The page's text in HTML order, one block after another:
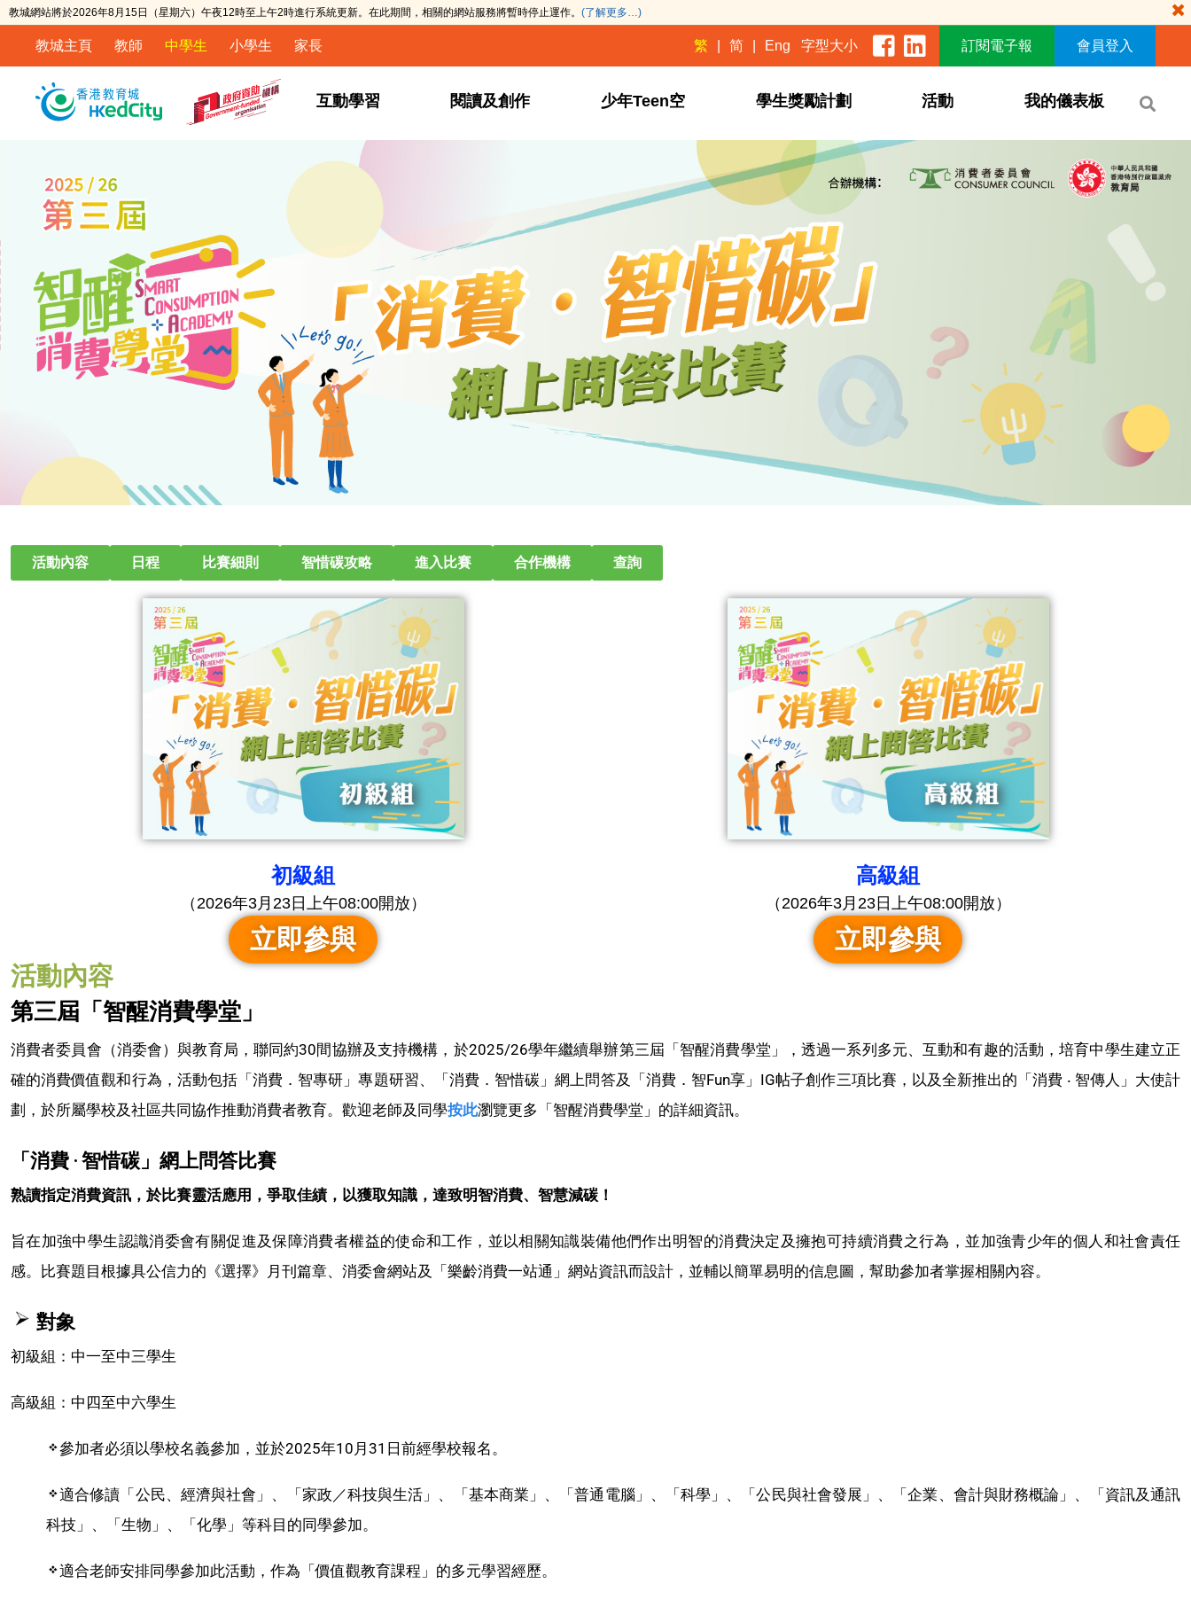
教城網站將於2026年8月15日（星期六）午夜12時至上午2時進行系統更新。在此期間，相關的網站服務將暫時停止運作。 (了解更多…)
教城主頁 教師 中學生 小學生 家長 繁 简 Eng 字型大小 訂閱電子報 會員登入
互動學習 閱讀及創作 少年Teen空 學生獎勵計劃 活動 我的儀表板
活動內容 日程 比賽細則 智惜碳攻略 進入比賽 合作機構 查詢
初級組
（2026年3月23日上午08:00開放）
高級組
（2026年3月23日上午08:00開放）
立即參與 立即參與
活動內容
第三屆「智醒消費學堂」
消費者委員會（消委會）與教育局，聯同約30間協辦及支持機構，於2025/26學年繼續舉辦第三屆「智醒消費學堂」，透過一系列多元、互動和有趣的活動，培育中學生建立正
確的消費價值觀和行為，活動包括「消費．智專研」專題研習、「消費．智惜碳」網上問答及「消費．智Fun享」IG帖子創作三項比賽，以及全新推出的「消費 ‧ 智傳人」大使計
劃，於所屬學校及社區共同協作推動消費者教育。歡迎老師及同學按此瀏覽更多「智醒消費學堂」的詳細資訊。
「消費 ‧ 智惜碳」網上問答比賽
熟讀指定消費資訊，於比賽靈活應用，爭取佳績，以獲取知識，達致明智消費、智慧減碳！
旨在加強中學生認識消委會有關促進及保障消費者權益的使命和工作，並以相關知識裝備他們作出明智的消費決定及擁抱可持續消費之行為，並加強青少年的個人和社會責任
感。比賽題目根據具公信力的《選擇》月刊篇章、消委會網站及「樂齡消費一站通」網站資訊而設計，並輔以簡單易明的信息圖，幫助參加者掌握相關內容。
對象
初級組：中一至中三學生
高級組：中四至中六學生
參加者必須以學校名義參加，並於2025年10月31日前經學校報名。
適合修讀「公民、經濟與社會」、「家政／科技與生活」、「基本商業」、「普通電腦」、「科學」、「公民與社會發展」、「企業、會計與財務概論」、「資訊及通訊
科技」、「生物」、「化學」等科目的同學參加。
適合老師安排同學參加此活動，作為「價值觀教育課程」的多元學習經歷。